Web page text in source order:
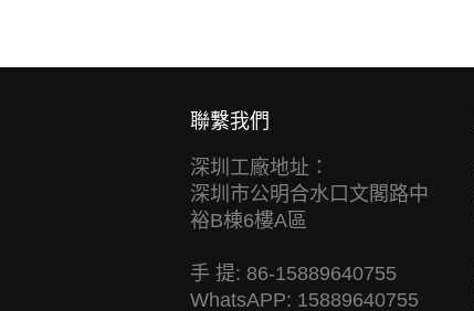
聯繫我們
深圳工廠地址：
深圳市公明合水口文閣路中
裕B棟6樓A區
手 提: 86-15889640755
WhatsAPP: 15889640755